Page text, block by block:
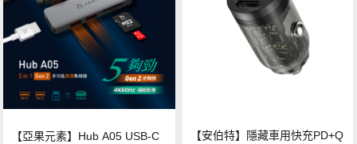
【亞果元素】Hub A05 USB-C
【安伯特】隱藏車用快充PD+Q